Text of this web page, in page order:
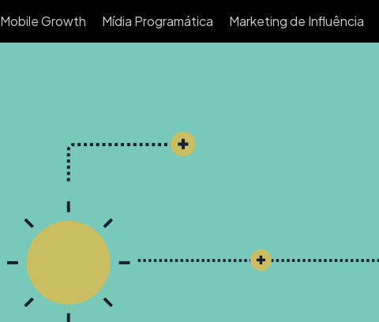
Mobile Growth Mídia Programática Marketing de Influência